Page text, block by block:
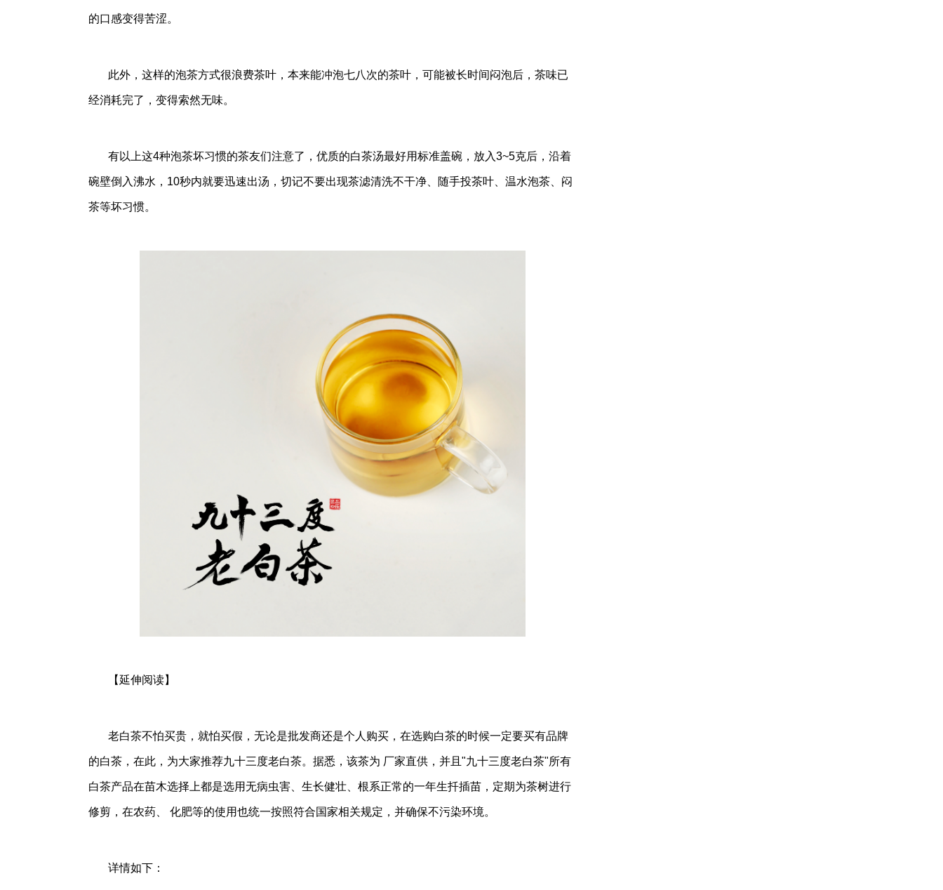
的口感变得苦涩。
此外，这样的泡茶方式很浪费茶叶，本来能冲泡七八次的茶叶，可能被长时间闷泡后，茶味已
经消耗完了，变得索然无味。
有以上这4种泡茶坏习惯的茶友们注意了，优质的白茶汤最好用标准盖碗，放入3~5克后，沿着
碗壁倒入沸水，10秒内就要迅速出汤，切记不要出现茶滤清洗不干净、随手投茶叶、温水泡茶、闷
茶等坏习惯。
【延伸阅读】
老白茶不怕买贵，就怕买假，无论是批发商还是个人购买，在选购白茶的时候一定要买有品牌
的白茶，在此，为大家推荐九十三度老白茶。据悉，该茶为 厂家直供，并且"九十三度老白茶"所有
白茶产品在苗木选择上都是选用无病虫害、生长健壮、根系正常的一年生扦插苗，定期为茶树进行
修剪，在农药、 化肥等的使用也统一按照符合国家相关规定，并确保不污染环境。
详情如下：